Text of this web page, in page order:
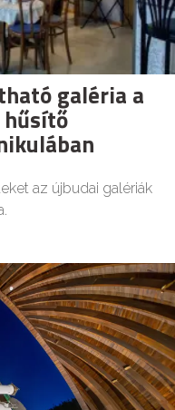
galéria a
az újbudai galériák